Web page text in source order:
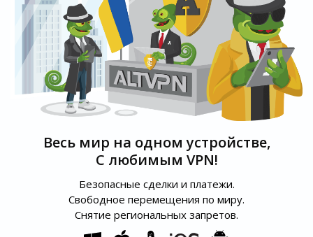
Весь мир на одном устройстве,
С любимым VPN!
Безопасные сделки и платежи.
Свободное перемещения по миру.
Снятие региональных запретов.